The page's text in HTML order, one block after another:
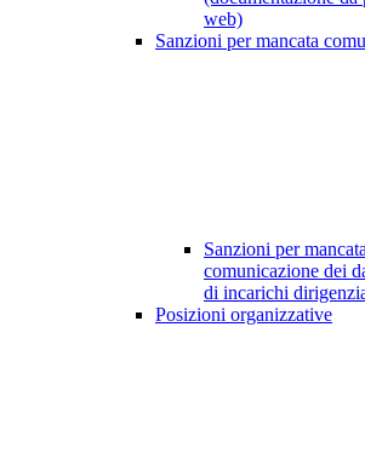
web)
Sanzioni per mancata
Sanzioni per
comunicazione dei
di incarichi
Posizioni organizzative